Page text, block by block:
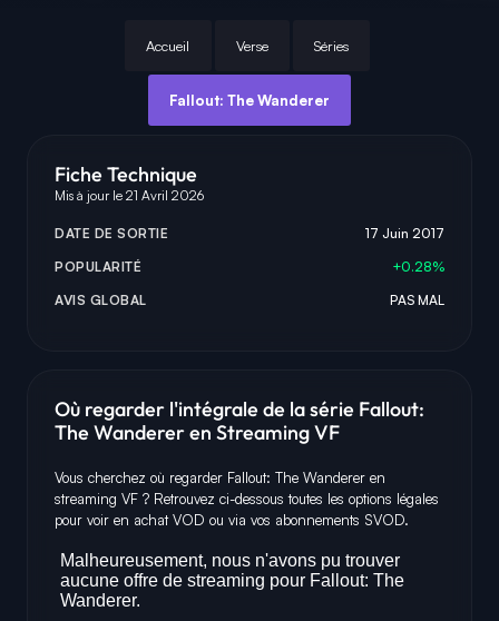
Accueil Verse Séries
Fallout: The Wanderer
Fiche Technique
Mis à jour le 21 Avril 2026
DATE DE SORTIE
17 Juin 2017
POPULARITÉ
+0.28%
AVIS GLOBAL
PAS MAL
Où regarder l'intégrale de la série Fallout:
The Wanderer en Streaming VF
Vous cherchez où regarder Fallout: The Wanderer en
streaming VF ? Retrouvez ci-dessous toutes les options légales
pour voir en achat VOD ou via vos abonnements SVOD.